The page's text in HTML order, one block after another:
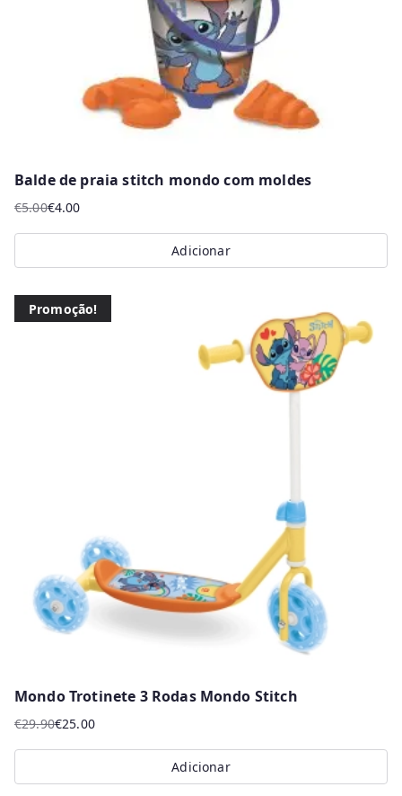
Balde de praia stitch mondo com moldes
€5.00
O
preço
original
€5.00.
€4.00
O
preço
atual
€4.00.
Adicionar
Promoção!
Mondo Trotinete 3 Rodas Mondo Stitch
€29.90
O
preço
original
€25.00
O
preço
atual
Adicionar